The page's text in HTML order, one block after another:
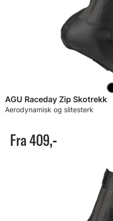
AGU Raceday Zip Skotrekk
Aerodynamisk og slitesterk
Fra 409,-